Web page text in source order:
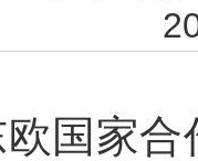
国家合